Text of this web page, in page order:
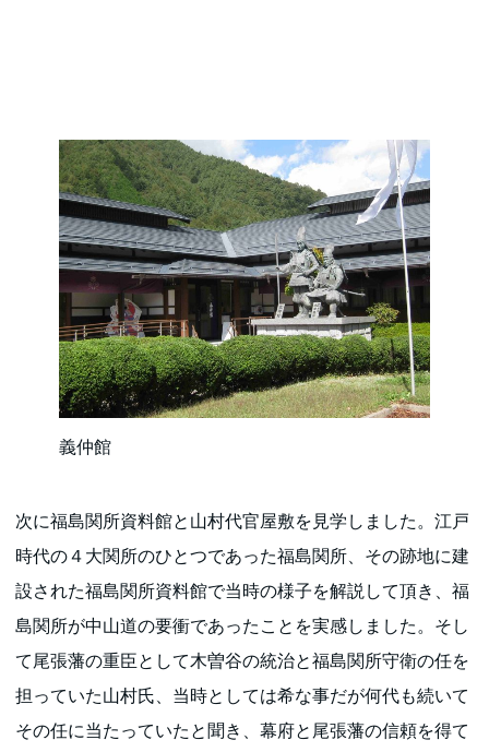
義仲館
次に福島関所資料館と山村代官屋敷を見学しました。江戸
時代の４大関所のひとつであった福島関所、その跡地に建
設された福島関所資料館で当時の様子を解説して頂き、福
島関所が中山道の要衝であったことを実感しました。そし
て尾張藩の重臣として木曽谷の統治と福島関所守衛の任を
担っていた山村氏、当時としては希な事だが何代も続いて
その任に当たっていたと聞き、幕府と尾張藩の信頼を得て